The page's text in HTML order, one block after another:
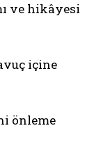
ve hikâyesi
içine
önleme